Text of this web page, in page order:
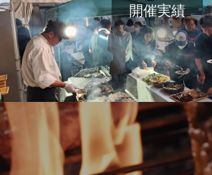
開催実績